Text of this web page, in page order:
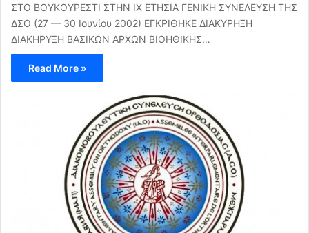
ΣΤΟ ΒΟΥΚΟΥΡΕΣΤΙ ΣΤΗΝ ΙΧ ΕΤΗΣΙΑ ΓΕΝΙΚΗ ΣΥΝΕΛΕΥΣΗ ΤΗΣ
ΔΣΟ (27 — 30 Ιουνίου 2002) ΕΓΚΡΙΘΗΚΕ ΔΙΑΚΥΡΗΞΗ
ΔΙΑΚΗΡΥΞΗ ΒΑΣΙΚΩΝ ΑΡΧΩΝ ΒΙΟΗΘΙΚΗΣ…
Read More »